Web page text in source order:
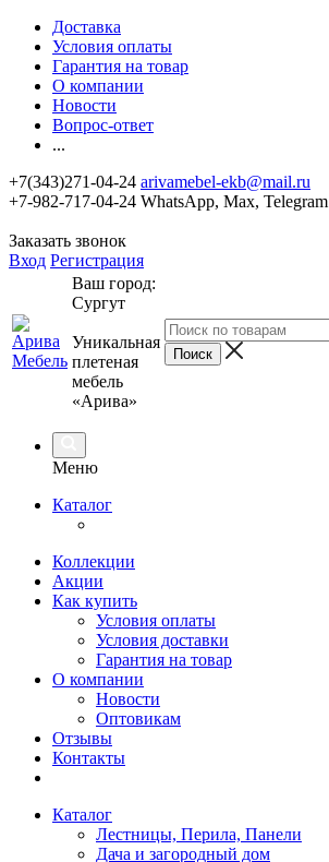
Доставка
Условия оплаты
Гарантия на товар
О компании
Новости
Вопрос-ответ
...
+7(343)271-04-24 arivamebel-ekb@mail.ru
+7-982-717-04-24 WhatsApp, Max, Telegram
Заказать звонок
Вход Регистрация
Ваш город:
Сургут
Уникальная
плетеная
мебель
«Арива»
Меню
Каталог
Коллекции
Акции
Как купить
Условия оплаты
Условия доставки
Гарантия на товар
О компании
Новости
Оптовикам
Отзывы
Контакты
Каталог
Лестницы, Перила, Панели
Дача и загородный дом